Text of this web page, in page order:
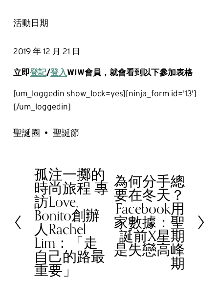
活動日期
2019 年 12 月 21 日
立即登記/登入WIW會員，就會看到以下參加表格
[um_loggedin show_lock=yes][ninja_form id='13']
[/um_loggedin]
聖誕圈 聖誕節
P
r
e
v
o
u
s
孤注一擲的
時尚旅程 專
訪Love,
Bonito創辦
人Rachel
Lim：「走
自己的路最
重要」
為何分手總
要在冬天？
Facebook用
家數據：聖
誕前X星期
是失戀高峰
期